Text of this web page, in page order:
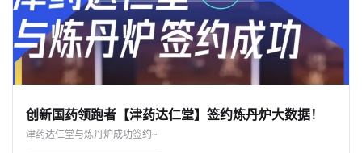
创新国药领跑者【津药达仁堂】签约炼丹炉大数据！
津药达仁堂与炼丹炉成功签约~